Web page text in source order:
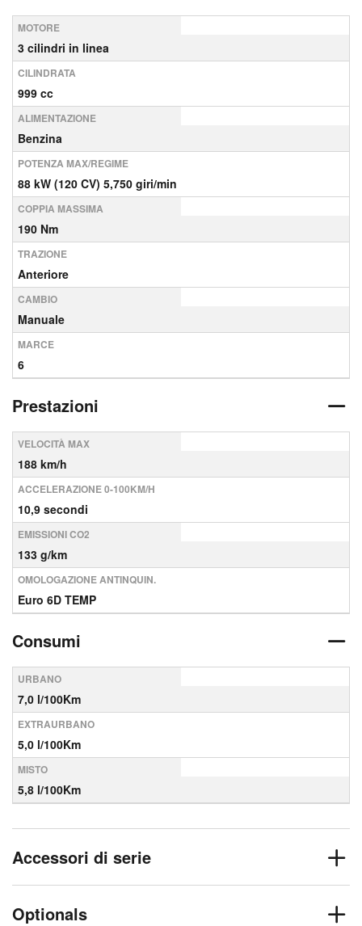
MOTORE
3 cilindri in linea
CILINDRATA
999 cc
ALIMENTAZIONE
Benzina
POTENZA MAX/REGIME
88 kW (120 CV) 5,750 giri/min
COPPIA MASSIMA
190 Nm
TRAZIONE
Anteriore
CAMBIO
Manuale
MARCE
6
Prestazioni
VELOCITÀ MAX
188 km/h
ACCELERAZIONE 0-100KM/H
10,9 secondi
EMISSIONI CO2
133 g/km
OMOLOGAZIONE ANTINQUIN.
Euro 6D TEMP
Consumi
URBANO
7,0 l/100Km
EXTRAURBANO
5,0 l/100Km
MISTO
5,8 l/100Km
Accessori di serie
Optionals